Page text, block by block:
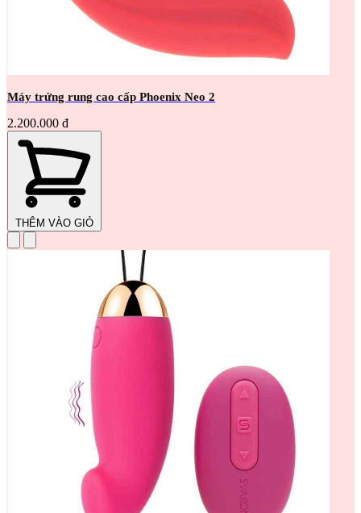
Máy trứng rung cao cấp Phoenix Neo 2
2.200.000 đ
THÊM VÀO GIỎ